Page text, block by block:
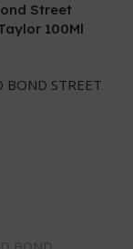
Street
100Ml
BOND STREET